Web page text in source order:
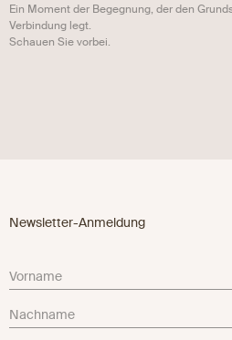
Ein Moment der Begegnung, der den
Verbindung legt.
Schauen Sie vorbei.
Newsletter-Anmeldung